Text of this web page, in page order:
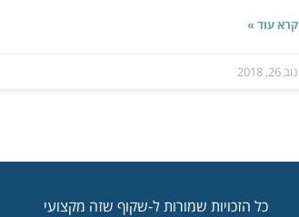
קרא עוד »
נוב 26, 2018
כל הזכויות שמורות ל-שקוף שזה מקצועי